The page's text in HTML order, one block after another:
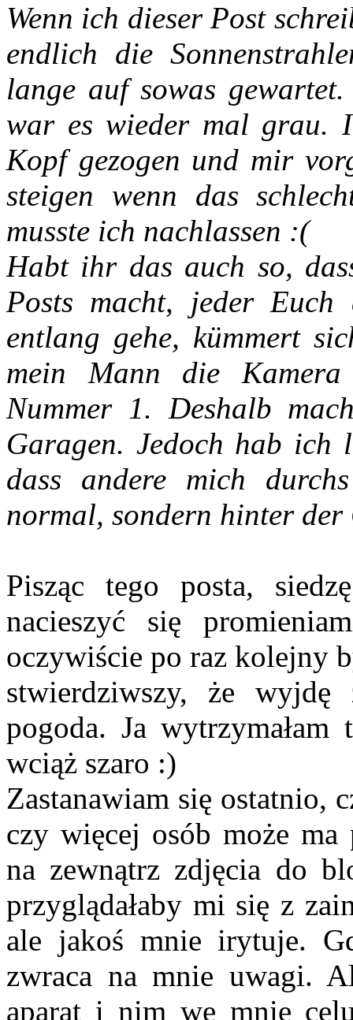
Wenn ich dieser Post
endlich die
lange auf sowas
war es wieder mal grau.
Kopf gezogen und mir
steigen wenn das
musste ich nachlassen :(
Habt ihr das auch so,
Posts macht, jeder Euch
entlang gehe, kümmert
mein Mann die
Nummer 1. Deshalb
Garagen. Jedoch hab ich
dass andere mich
normal, sondern hinter der
Pisząc tego posta,
nacieszyć się
oczywiście po raz kolejny
stwierdziwszy, że
pogoda. Ja
wciąż szaro :)
Zastanawiam się ostatnio,
czy więcej osób może
na zewnątrz zdjęcia do
przyglądałaby mi się z
ale jakoś mnie irytuje.
zwraca na mnie uwagi.
aparat i nim we mnie